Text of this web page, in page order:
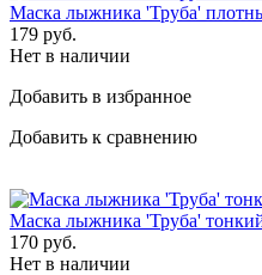
Маска лыжника 'Труба'
179 руб.
Нет в наличии
Добавить в избранное
Добавить к сравнению
Маска лыжника 'Труба'
170 руб.
Нет в наличии